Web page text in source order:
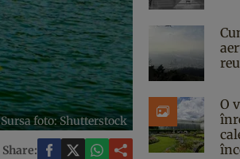
Sursa foto: Shutterstock
Share:
O